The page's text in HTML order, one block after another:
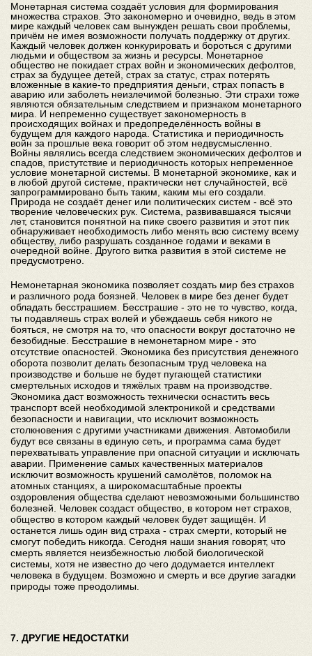
Монетарная система создаёт условия для формирования
множества страхов. Это закономерно и очевидно, ведь в этом
мире каждый человек сам вынужден решать свои проблемы,
причём не имея возможности получать поддержку от других.
Каждый человек должен конкурировать и бороться с другими
людьми и обществом за жизнь и ресурсы. Монетарное
общество не покидает страх войн и экономических дефолтов,
страх за будущее детей, страх за статус, страх потерять
вложенные в какие-то предприятия деньги, страх попасть в
аварию или заболеть неизлечимой болезнью. Эти страхи тоже
являются обязательным следствием и признаком монетарного
мира. И непременно существует закономерность в
происходящих войнах и предопределённость войны в
будущем для каждого народа. Статистика и периодичность
войн за прошлые века говорит об этом недвусмысленно.
Войны являлись всегда следствием экономических дефолтов и
спадов, пристутствие и периодичность которых непременное
условие монетарной системы. В монетарной экономике, как и
в любой другой системе, практически нет случайностей, всё
запрограммировано быть таким, каким мы его создали.
Природа не создаёт денег или политических систем - всё это
творение человеческих рук. Система, развивавшаяся тысячи
лет, становится понятной на пике своего развития и этот пик
обнаруживает необходимость либо менять всю систему всему
обществу, либо разрушать созданное годами и веками в
очередной войне. Другого витка развития в этой системе не
предусмотрено.
Немонетарная экономика позволяет создать мир без страхов
и различного рода боязней. Человек в мире без денег будет
обладать бесстрашием. Бесстрашие - это не то чувство, когда,
ты подавляешь страх волей и убеждаешь себя никого не
бояться, не смотря на то, что опасности вокруг достаточно не
безобидные. Бесстрашие в немонетарном мире - это
отсутствие опасностей. Экономика без присутствия денежного
оборота позволит делать безопасным труд человека на
производстве и больше не будет пугающей статистики
смертельных исходов и тяжёлых травм на производстве.
Экономика даст возможность технически оснастить весь
транспорт всей необходимой электроникой и средствами
безопасности и навигации, что исключит возможность
столкновения с другими участниками движения. Автомобили
будут все связаны в единую сеть, и программа сама будет
перехватывать управление при опасной ситуации и исключать
аварии. Применение самых качественных материалов
исключит возможность крушений самолётов, поломок на
атомных станциях, а широкомасштабные проекты
оздоровления общества сделают невозможными большинство
болезней. Человек создаст общество, в котором нет страхов,
общество в котором каждый человек будет защищён. И
останется лишь один вид страха - страх смерти, который не
смогут победить никогда. Сегодня наши знания говорят, что
смерть является неизбежностью любой биологической
системы, хотя не известно до чего додумается интеллект
человека в будущем. Возможно и смерть и все другие загадки
природы тоже преодолимы.
7. ДРУГИЕ НЕДОСТАТКИ